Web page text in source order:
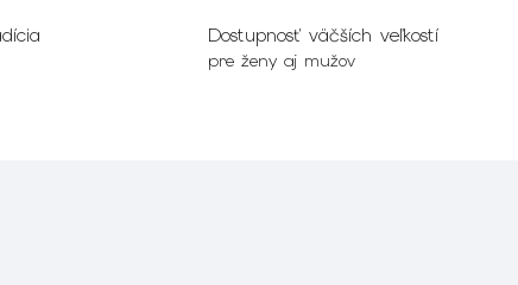
Dostupnosť väčších veľkostí
pre ženy aj mužov